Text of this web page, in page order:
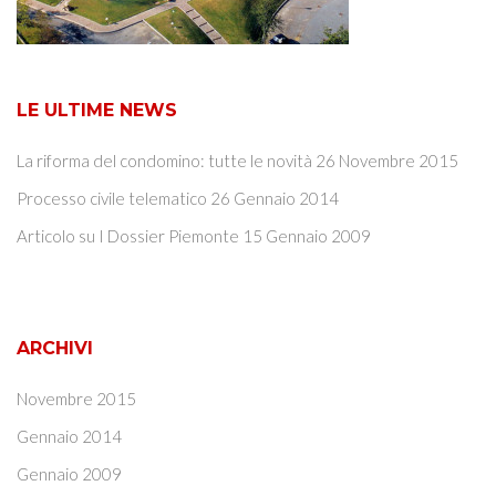
LE ULTIME NEWS
La riforma del condomino: tutte le novità 26 Novembre 2015
Processo civile telematico 26 Gennaio 2014
Articolo su I Dossier Piemonte 15 Gennaio 2009
ARCHIVI
Novembre 2015
Gennaio 2014
Gennaio 2009